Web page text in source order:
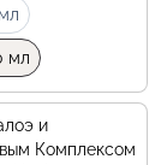
мл